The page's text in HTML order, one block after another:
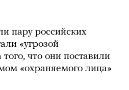
пару российских
«угрозой
того, что они поставили
«охраняемого лица»